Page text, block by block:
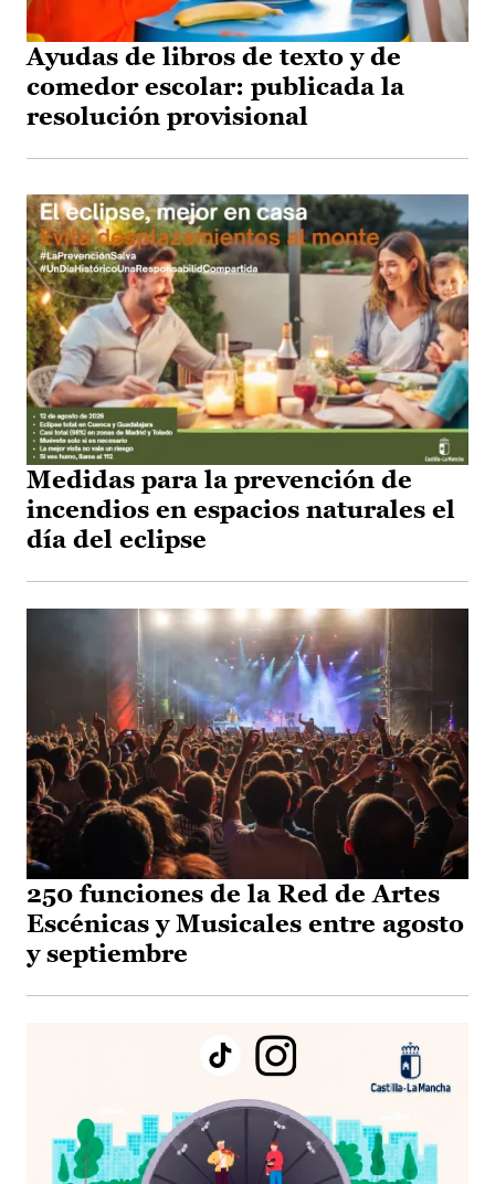
Ayudas de libros de texto y de
comedor escolar: publicada la
resolución provisional
Medidas para la prevención de
incendios en espacios naturales el
día del eclipse
250 funciones de la Red de Artes
Escénicas y Musicales entre agosto
y septiembre